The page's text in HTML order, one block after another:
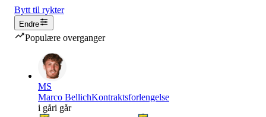
Bytt til rykter
Endre
Populære overganger
MS
Marco BellichKontraktsforlengelse
i gåri går